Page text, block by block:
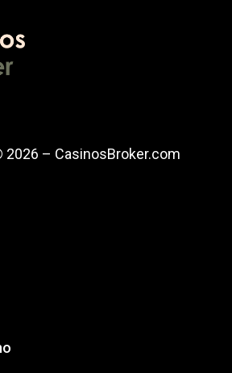
2026 – CasinosBroker.com